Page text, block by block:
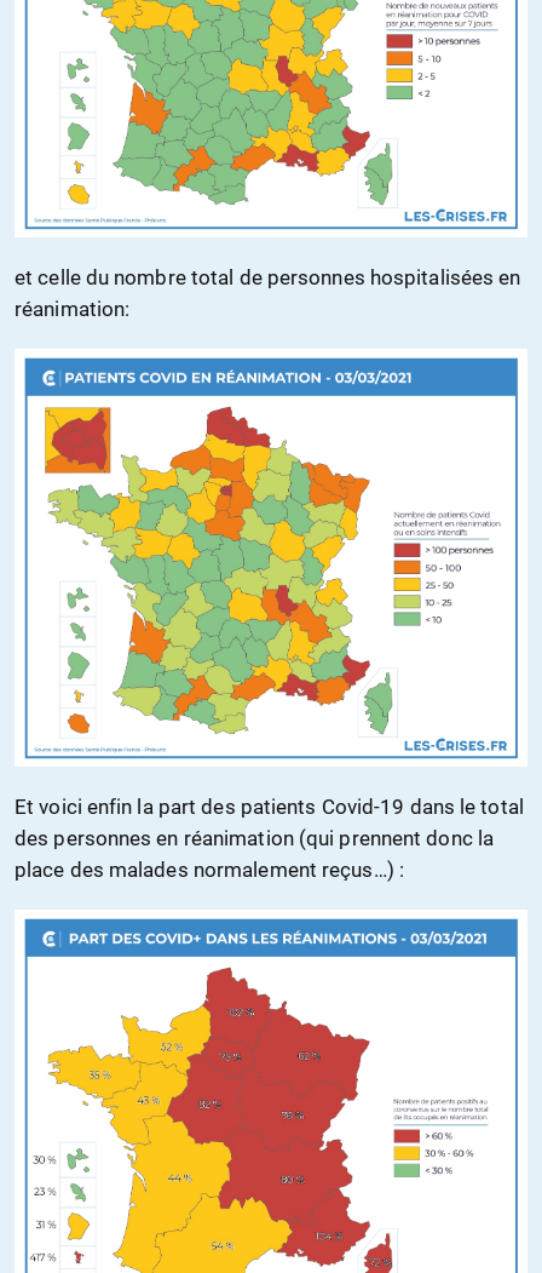
et celle du nombre total de personnes hospitalisées en
réanimation:
Et voici enfin la part des patients Covid-19 dans le total
des personnes en réanimation (qui prennent donc la
place des malades normalement reçus…) :